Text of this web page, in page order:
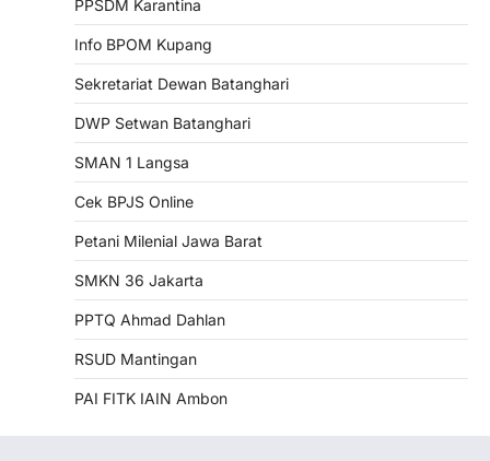
PPSDM Karantina
Info BPOM Kupang
Sekretariat Dewan Batanghari
DWP Setwan Batanghari
SMAN 1 Langsa
Cek BPJS Online
Petani Milenial Jawa Barat
SMKN 36 Jakarta
PPTQ Ahmad Dahlan
RSUD Mantingan
PAI FITK IAIN Ambon